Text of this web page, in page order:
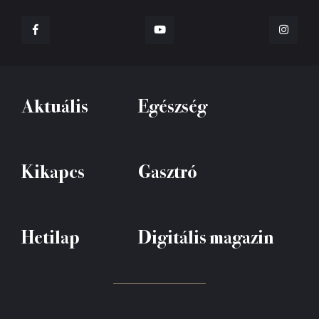
Aktuális Egészség
Kikapcs Gasztró
Hetilap Digitális magazin